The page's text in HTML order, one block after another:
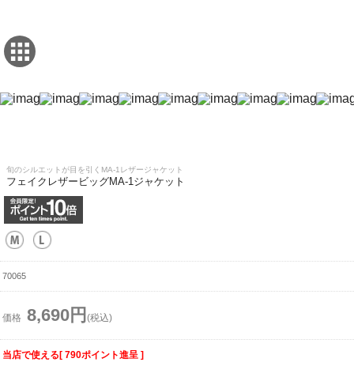
旬のシルエットが目を引くMA-1レザージャケット
フェイクレザービッグMA-1ジャケット
70065
価格 8,690円 (税込)
当店で使える[ 790ポイント進呈 ]